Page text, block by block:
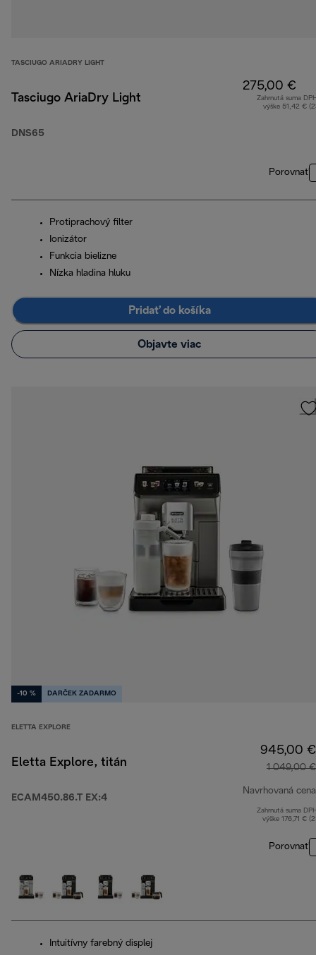
TASCIUGO ARIADRY LIGHT
Tasciugo AriaDry Light
DNS65
275,00 €
Zahrnutá suma
výške 51,42 €
Porovnať
Protiprachový filter
Ionizátor
Funkcia bielizne
Nízka hladina hluku
Pridať do košíka
Objavte viac
-10 % DARČEK ZADARMO
ELETTA EXPLORE
Eletta Explore, titán
ECAM450.86.T EX:4
945,00 €
1 049,00 €
Navrhovaná cena
Zahrnutá suma
výške 176,71 €
Porovnať
Intuitívny farebný displej